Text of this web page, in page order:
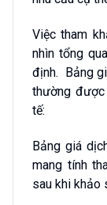
Việc tham
nhìn tổng
định. Bảng
thường
tế:
Bảng giá
mang tính
sau khi khảo